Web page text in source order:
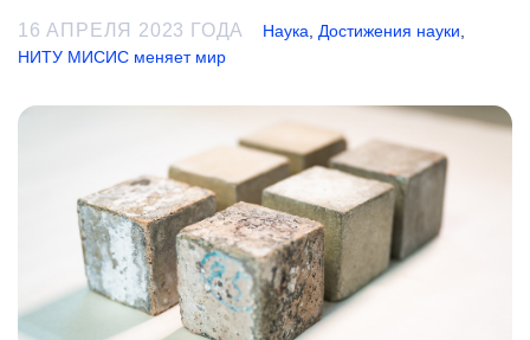
16 АПРЕЛЯ 2023 ГОДА Наука Достижения науки
НИТУ МИСИС меняет мир